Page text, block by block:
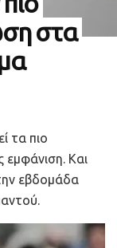
στα
τα πιο
εμφάνιση. Και
εβδομάδα